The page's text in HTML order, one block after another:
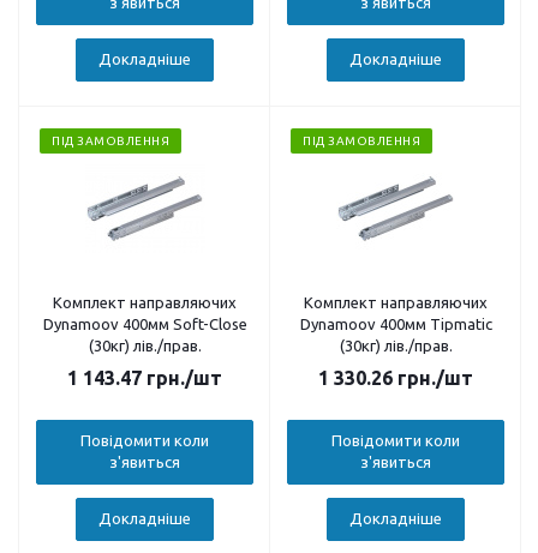
Докладніше Докладніше
ПІД ЗАМОВЛЕННЯ
Комплект направляючих
Dynamoov 400мм Soft-Close
(30кг) лів./прав.
1 143.47 грн./шт
Повідомити коли
з'явиться
Докладніше
ПІД ЗАМОВЛЕННЯ
Комплект направляючих
Dynamoov 400мм Tipmatic
(30кг) лів./прав.
1 330.26 грн./шт
Повідомити коли
з'явиться
Докладніше